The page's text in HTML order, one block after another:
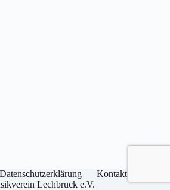
Datenschutzerklärung
Kontakt
Lechbruck e.V.